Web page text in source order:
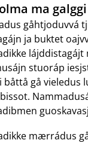
ma
gåhtjoduvvá
ja buktet
lájddistagájt
stuoráp
gå vieledus
mærrádus